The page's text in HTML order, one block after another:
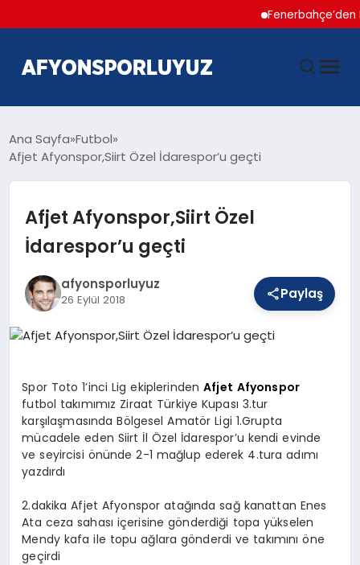
Fenerbahçe’den
AFYONSPOR
FUTBOL
Ana Sayfa Futbol
Afjet Afyonspor,Siirt Özel İdarespor’u geçti
Afjet Afyonspor,Siirt Özel
İdarespor’u geçti
afyonsporluyuz
26 Eylül 2018 Paylaş
Spor Toto 1’inci Lig ekiplerindenAfjet Afyonspor
futbol takımımız Ziraat Türkiye Kupası 3.tur
karşılaşmasında Bölgesel Amatör Ligi 1.Grupta
mücadele eden Siirt İl Özel İdarespor’u kendi evinde
ve seyircisi önünde 2-1 mağlup ederek 4.tura adımı
yazdırdı
2.dakika Afjet Afyonspor atağında sağ kanattan Enes
Ata ceza sahası içerisine gönderdiği topa yükselen
Mendy kafa ile topu ağlara gönderdi ve takımını öne
geçirdi